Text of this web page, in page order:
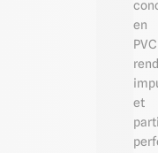
en
rend
et